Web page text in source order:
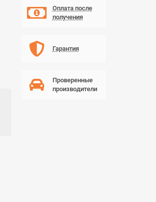
Оплата после
получения
Гарантия
Проверенные
производители